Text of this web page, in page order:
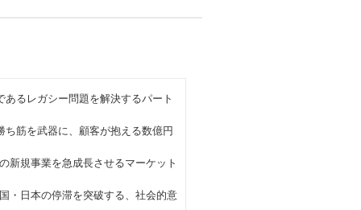
るレガシー問題を解決するパート
筋を武器に、顧客が抱える数億円
新規事業を急成長させるマーケット
・日本の停滞を突破する、社会的意